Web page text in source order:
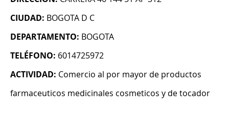
CIUDAD: BOGOTA D C
DEPARTAMENTO: BOGOTA
TELÉFONO: 6014725972
ACTIVIDAD: Comercio al por mayor de productos
farmaceuticos medicinales cosmeticos y de tocador